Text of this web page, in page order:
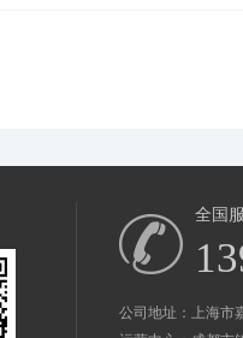
全国
公司地址：上海市